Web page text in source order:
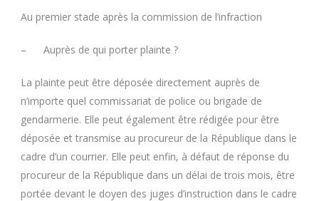
Au premier stade après la commission de l’infraction
– Auprès de qui porter plainte ?
La plainte peut être déposée directement auprès de
n’importe quel commissariat de police ou brigade de
gendarmerie. Elle peut également être rédigée pour être
déposée et transmise au procureur de la République dans le
cadre d’un courrier. Elle peut enfin, à défaut de réponse du
procureur de la République dans un délai de trois mois, être
portée devant le doyen des juges d’instruction dans le cadre